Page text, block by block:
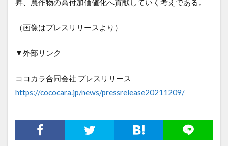
（画像はプレスリリースより）
▼外部リンク
ココカラ合同会社 プレスリリース
https://cococara.jp/news/pressrelease20211209/